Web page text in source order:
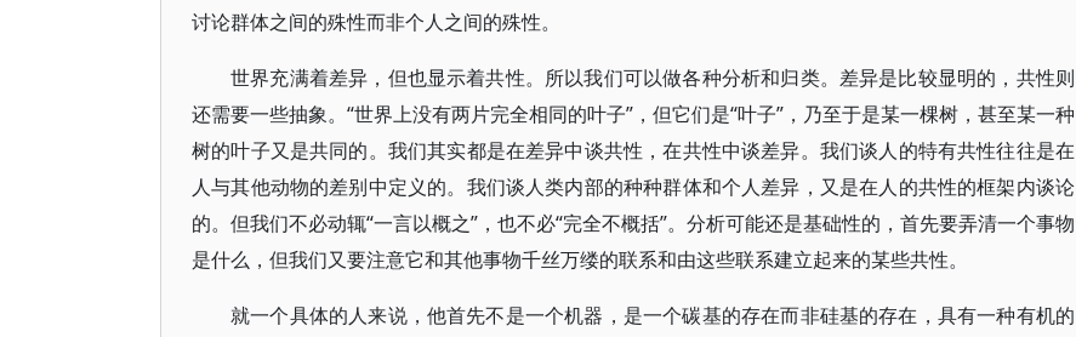
讨论群体之间的殊性而非个人之间的殊性。
世界充满着差异，但也显示着共性。所以我们可以做各种分析和归类。差异是比较显明的，共性则
还需要一些抽象。“世界上没有两片完全相同的叶子”，但它们是“叶子”，乃至于是某一棵树，甚至某一种
树的叶子又是共同的。我们其实都是在差异中谈共性，在共性中谈差异。我们谈人的特有共性往往是在
人与其他动物的差别中定义的。我们谈人类内部的种种群体和个人差异，又是在人的共性的框架内谈论
的。但我们不必动辄“一言以概之”，也不必“完全不概括”。分析可能还是基础性的，首先要弄清一个事物
是什么，但我们又要注意它和其他事物千丝万缕的联系和由这些联系建立起来的某些共性。
就一个具体的人来说，他首先不是一个机器，是一个碳基的存在而非硅基的存在，具有一种有机的